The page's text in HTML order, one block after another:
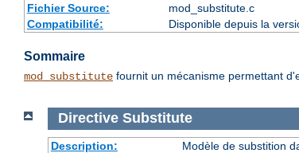
Fichier Source:
mod_substitute.c
Compatibilité:
Disponible depuis la
Sommaire
mod_substitute fournit un mécanisme permettant
Directive Substitute
Description:
Modèle de substition